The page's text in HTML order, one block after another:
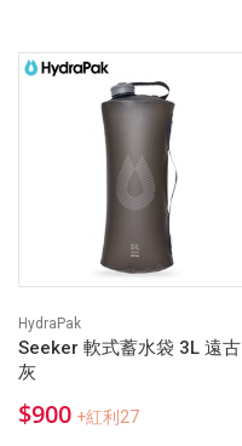
HydraPak
Seeker 軟式蓄水袋 3L 遠古
灰
$900 +紅利27